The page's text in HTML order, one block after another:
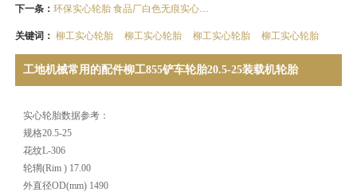
下一条： 环保实心轮胎 食品厂白色无痕实心轮胎16x5x12
关键词：柳工实心轮胎 柳工实心轮胎 柳工实心轮胎 柳工实心轮胎
工地机械常用的配件柳工855铲车轮胎20.5-25装载机轮胎
实心轮胎数据参考：
规格20.5-25
花纹L-306
轮辋(Rim ) 17.00
外直径OD(mm) 1490